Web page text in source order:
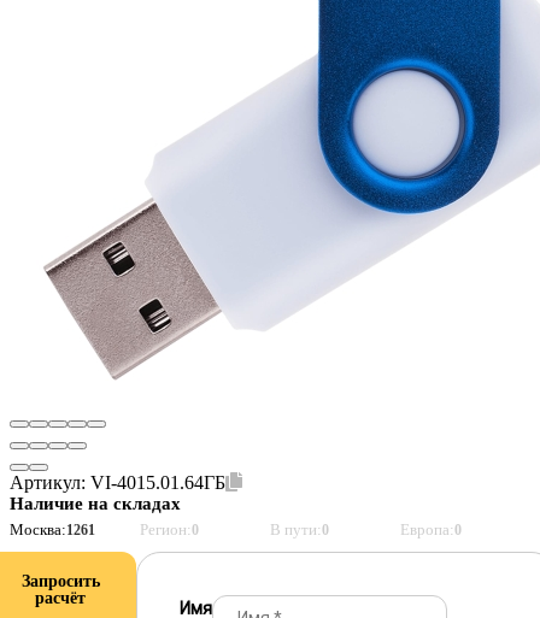
Артикул: VI-4015.01.64ГБ
Наличие на складах
Москва:1261 Регион:0 В пути:0 Европа:0
Запросить
расчёт
Имя